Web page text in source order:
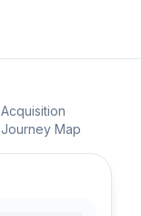
Acquisition
Journey Map